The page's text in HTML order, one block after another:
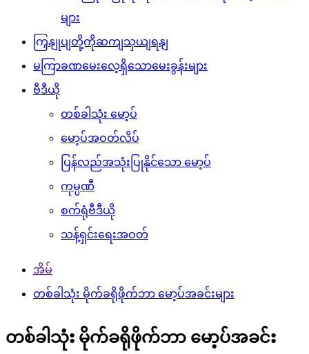
များ
ကြှနျုပျတို့ကိုဆကျသှယျရနျ
မကြာခဏမေးလေ့ရှိသောမေးခွန်းများ
ဗီဒီယို
တစ်ခါသုံး မော့ပ်
မော့ပ်အဝတ်လိပ်
ပြန်လည်အသုံးပြုနိုင်သော မော့ပ်
ကုမ္ပဏီ
စက်ရုံဗီဒီယို
သန့်ရှင်းရေးအဝတ်
အိမ်
တစ်ခါသုံး မိုက်ခရိုဖိုက်ဘာ မော့ပ်အခင်းများ
တစ်ခါသုံး မိုက်ခရိုဖိုက်ဘာ မော့ပ်အခင်း